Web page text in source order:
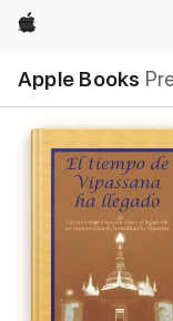
Apple
Apple Books
Nav
Open
Menu